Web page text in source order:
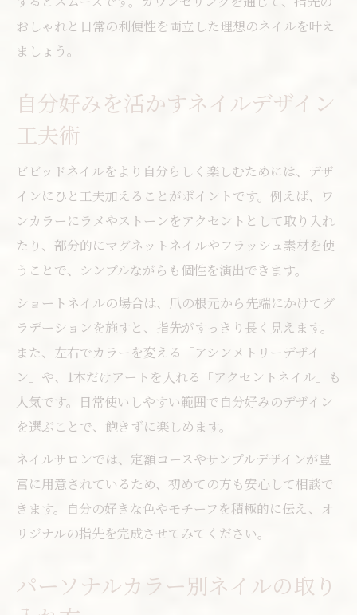
おしゃれと日常の利便性を両立した理想のネイルを叶え
ましょう。
自分好みを活かすネイルデザイン
工夫術
ビビッドネイルをより自分らしく楽しむためには、デザ
インにひと工夫加えることがポイントです。例えば、ワ
ンカラーにラメやストーンをアクセントとして取り入れ
たり、部分的にマグネットネイルやフラッシュ素材を使
うことで、シンプルながらも個性を演出できます。
ショートネイルの場合は、爪の根元から先端にかけてグ
ラデーションを施すと、指先がすっきり長く見えます。
また、左右でカラーを変える「アシンメトリーデザイ
ン」や、1本だけアートを入れる「アクセントネイル」も
人気です。日常使いしやすい範囲で自分好みのデザイン
を選ぶことで、飽きずに楽しめます。
ネイルサロンでは、定額コースやサンプルデザインが豊
富に用意されているため、初めての方も安心して相談で
きます。自分の好きな色やモチーフを積極的に伝え、オ
リジナルの指先を完成させてみてください。
パーソナルカラー別ネイルの取り